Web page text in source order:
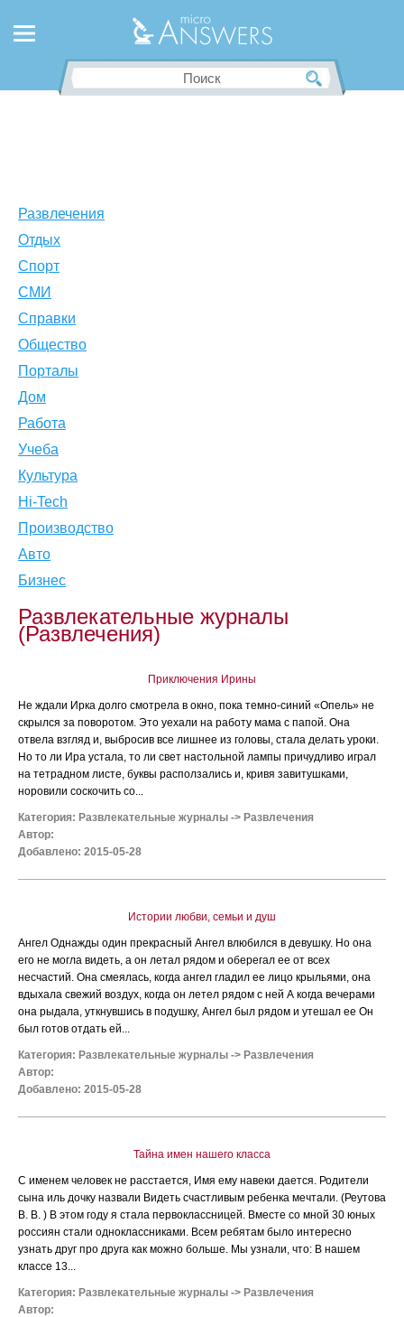
Развлечения
Отдых
Спорт
СМИ
Справки
Общество
Порталы
Дом
Работа
Учеба
Культура
Hi-Tech
Производство
Авто
Бизнес
Развлекательные журналы
(Развлечения)
Приключения Ирины
Не ждали Ирка долго смотрела в окно, пока темно-синий «Опель» не
скрылся за поворотом. Это уехали на работу мама с папой. Она
отвела взгляд и, выбросив все лишнее из головы, стала делать уроки.
Но то ли Ира устала, то ли свет настольной лампы причудливо играл
на тетрадном листе, буквы расползались и, кривя завитушками,
норовили соскочить со...
Категория: Развлекательные журналы -> Развлечения
Автор:
Добавлено: 2015-05-28
Истории любви, семьи и душ
Ангел Однажды один прекрасный Ангел влюбился в девушку. Но она
его не могла видеть, а он летал рядом и оберегал ее от всех
несчастий. Она смеялась, когда ангел гладил ее лицо крыльями, она
вдыхала свежий воздух, когда он летел рядом с ней А когда вечерами
она рыдала, уткнувшись в подушку, Ангел был рядом и утешал ее Он
был готов отдать ей...
Категория: Развлекательные журналы -> Развлечения
Автор:
Добавлено: 2015-05-28
Тайна имен нашего класса
С именем человек не расстается, Имя ему навеки дается. Родители
сына иль дочку назвали Видеть счастливым ребенка мечтали. (Реутова
В. В. ) В этом году я стала первоклассницей. Вместе со мной 30 юных
россиян стали одноклассниками. Всем ребятам было интересно
узнать друг про друга как можно больше. Мы узнали, что: В нашем
классе 13...
Категория: Развлекательные журналы -> Развлечения
Автор: